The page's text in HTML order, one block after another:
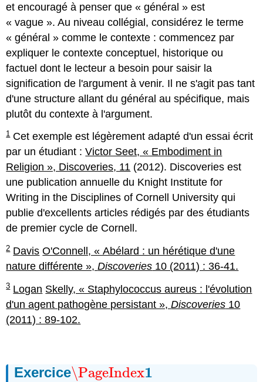
et encouragé à penser que « général » est
« vague ». Au niveau collégial, considérez le terme
« général » comme le contexte : commencez par
expliquer le contexte conceptuel, historique ou
factuel dont le lecteur a besoin pour saisir la
signification de l'argument à venir. Il ne s'agit pas tant
d'une structure allant du général au spécifique, mais
plutôt du contexte à l'argument.
1 Cet exemple est légèrement adapté d'un essai écrit
par un étudiant :Victor Seet, « Embodiment in
Religion », Discoveries, 11 (2012). Discoveries est
une publication annuelle du Knight Institute for
Writing in the Disciplines of Cornell University qui
publie d'excellents articles rédigés par des étudiants
de premier cycle de Cornell.
2 Davis O'Connell, « Abélard : un hérétique d'une
nature différente »,Discoveries 10 (2011) : 36-41.
3 Logan Skelly, « Staphylococcus aureus : l'évolution
d'un agent pathogène persistant »,Discoveries 10
(2011) : 89-102.
Exercice\PageIndex1
\PageIndex1